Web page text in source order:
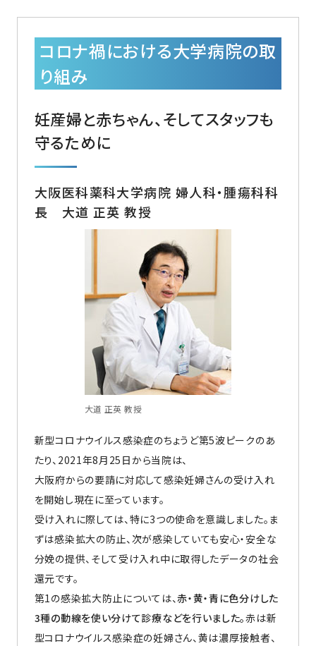
コロナ禍における大学病院の取
り組み
妊産婦と赤ちゃん、そしてスタッフも
守るために
大阪医科薬科大学病院 婦人科・腫瘍科科
長 大道 正英 教授
大道 正英 教授
新型コロナウイルス感染症のちょうど第5波ピークのあ
たり、2021年8月25日から当院は、
大阪府からの要請に対応して感染妊婦さんの受け入れ
を開始し現在に至っています。
受け入れに際しては、特に3つの使命を意識しました。ま
ずは感染拡大の防止、次が感染していても安心・安全な
分娩の提供、そして受け入れ中に取得したデータの社会
還元です。
第1の感染拡大防止については、赤・黄・青に色分けした
3種の動線を使い分けて診療などを行いました。赤は新
型コロナウイルス感染症の妊婦さん、黄は濃厚接触者、